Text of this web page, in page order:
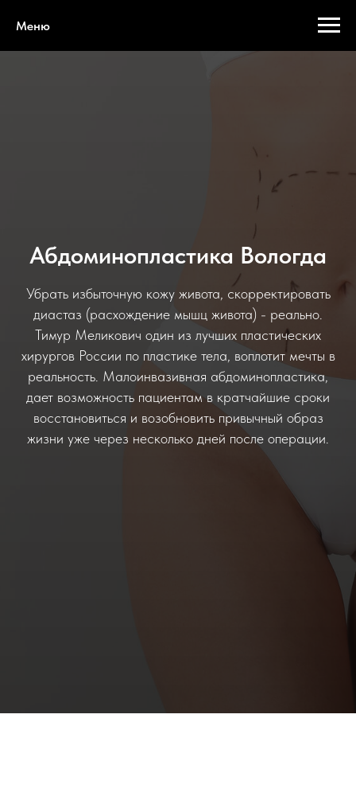
Меню
Абдоминопластика Вологда
Убрать избыточную кожу живота, скорректировать
диастаз (расхождение мышц живота) - реально.
Тимур Меликович один из лучших пластических
хирургов России по пластике тела, воплотит мечты в
реальность. Малоинвазивная абдоминопластика,
дает возможность пациентам в кратчайшие сроки
восстановиться и возобновить привычный образ
жизни уже через несколько дней после операции.